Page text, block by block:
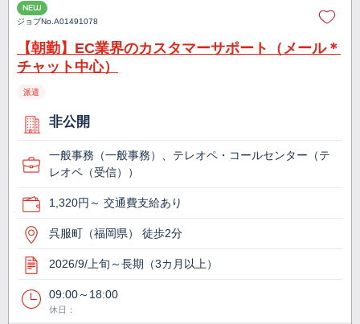
NEW
ジョブNo.A01491078
【朝勤】EC業界のカスタマーサポート（メール＊
チャット中心）
派遣
非公開
一般事務（一般事務）、テレオペ・コールセンター（テ
レオペ（受信））
1,320円～ 交通費支給あり
呉服町（福岡県） 徒歩2分
2026/9/上旬～長期（3カ月以上）
09:00～18:00
休日：